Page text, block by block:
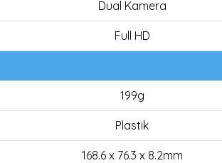
Dual Kamera
Full HD
199g
Plastik
168.6 x 76.3 x 8.2mm